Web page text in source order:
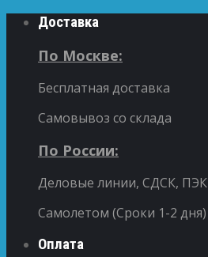
Доставка
По Москве:
Бесплатная доставка
Самовывоз со склада
По России:
Деловые линии, СДСК, ПЭК
Самолетом (Сроки 1-2 дня)
Оплата